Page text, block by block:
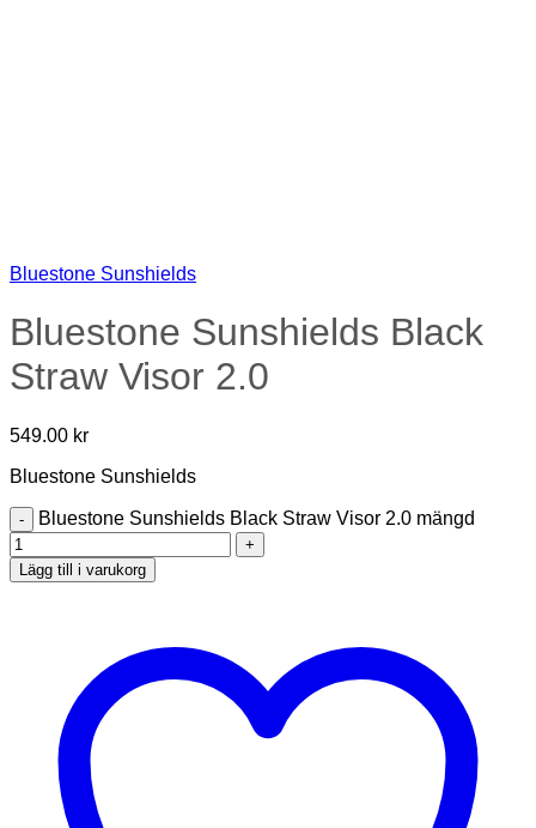
Bluestone Sunshields
Bluestone Sunshields Black
Straw Visor 2.0
549.00 kr
Bluestone Sunshields
Bluestone Sunshields Black Straw Visor 2.0 mängd
Lägg till i varukorg